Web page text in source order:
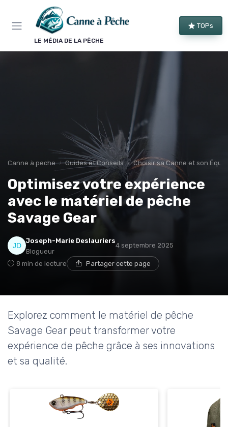
LE MÉDIA DE LA PÊCHE
TOPs
Canne à peche Guides et Conseils Choisir sa Canne et son
Optimisez votre expérience
avec le matériel de pêche
Savage Gear
Joseph-Marie Deslauriers
Blogueur
4 septembre 2025
8 min de lecture Partager cette page
Explorez comment le matériel de pêche
Savage Gear peut transformer votre
expérience de pêche grâce à ses innovations
et sa qualité.
Panneau de gestion des cookies